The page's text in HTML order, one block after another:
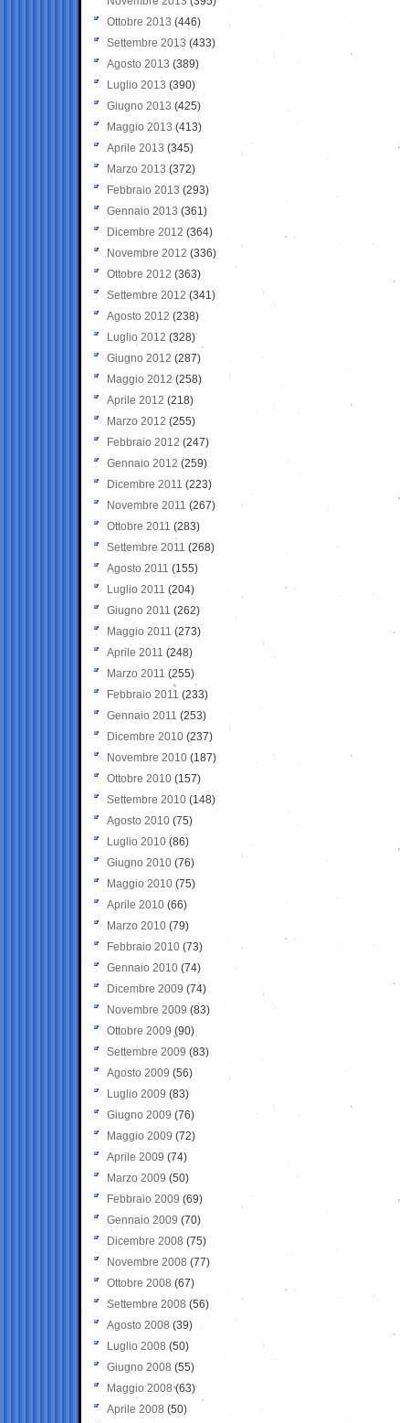
Ottobre 2013 (446)
Settembre 2013 (433)
Agosto 2013 (389)
Luglio 2013 (390)
Giugno 2013 (425)
Maggio 2013 (413)
Aprile 2013 (345)
Marzo 2013 (372)
Febbraio 2013 (293)
Gennaio 2013 (361)
Dicembre 2012 (364)
Novembre 2012 (336)
Ottobre 2012 (363)
Settembre 2012 (341)
Agosto 2012 (238)
Luglio 2012 (328)
Giugno 2012 (287)
Maggio 2012 (258)
Aprile 2012 (218)
Marzo 2012 (255)
Febbraio 2012 (247)
Gennaio 2012 (259)
Dicembre 2011 (223)
Novembre 2011 (267)
Ottobre 2011 (283)
Settembre 2011 (268)
Agosto 2011 (155)
Luglio 2011 (204)
Giugno 2011 (262)
Maggio 2011 (273)
Aprile 2011 (248)
Marzo 2011 (255)
Febbraio 2011 (233)
Gennaio 2011 (253)
Dicembre 2010 (237)
Novembre 2010 (187)
Ottobre 2010 (157)
Settembre 2010 (148)
Agosto 2010 (75)
Luglio 2010 (86)
Giugno 2010 (76)
Maggio 2010 (75)
Aprile 2010 (66)
Marzo 2010 (79)
Febbraio 2010 (73)
Gennaio 2010 (74)
Dicembre 2009 (74)
Novembre 2009 (83)
Ottobre 2009 (90)
Settembre 2009 (83)
Agosto 2009 (56)
Luglio 2009 (83)
Giugno 2009 (76)
Maggio 2009 (72)
Aprile 2009 (74)
Marzo 2009 (50)
Febbraio 2009 (69)
Gennaio 2009 (70)
Dicembre 2008 (75)
Novembre 2008 (77)
Ottobre 2008 (67)
Settembre 2008 (56)
Agosto 2008 (39)
Luglio 2008 (50)
Giugno 2008 (55)
Maggio 2008(63)
Aprile 2008 (50)